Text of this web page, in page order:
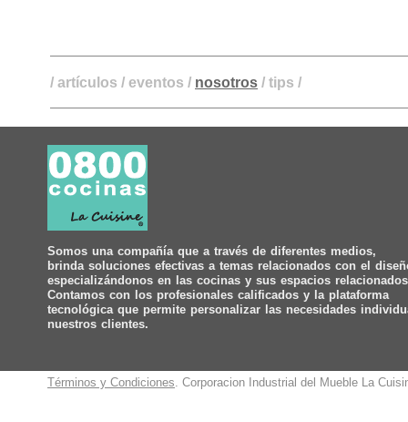
/ artículos / eventos / nosotros / tips /
Somos una compañía que a través de diferentes medios,
brinda soluciones efectivas a temas relacionados con el
especializándonos en las cocinas y sus espacios
Contamos con los profesionales calificados y la plataforma
tecnológica que permite personalizar las necesidades
nuestros clientes.
Términos y Condiciones. Corporacion Industrial del Mueble La